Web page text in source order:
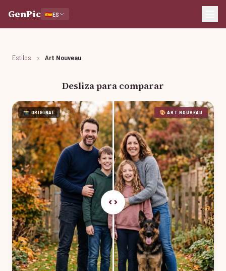
GenPic 🇪🇸ES
Estilos › Art Nouveau
Desliza para comparar
📸 ORIGINAL 🎨 ART NOUVEAU